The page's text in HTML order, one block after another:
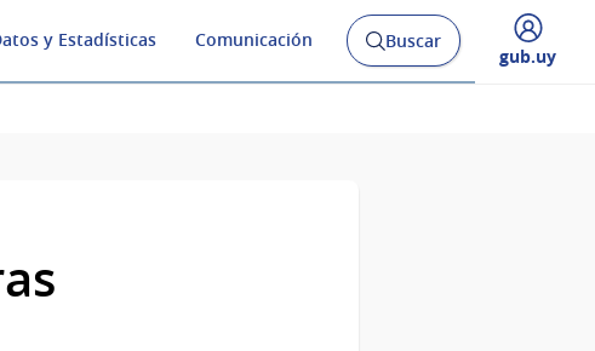
y Estadísticas Comunicación
Abrir
buscador
Buscar
Desplegar
gub.uy